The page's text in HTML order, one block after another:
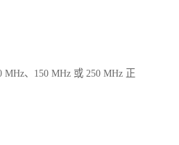
MHz、150 MHz 或 250 MHz 正